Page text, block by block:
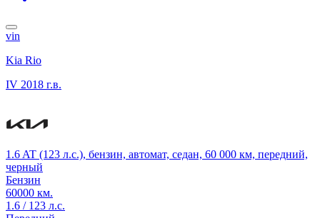
vin
Kia Rio
IV 2018 г.в.
1.6 AT (123 л.с.), бензин, автомат, седан, 60 000 км, передний,
черный
Бензин
60000 км.
1.6 / 123 л.с.